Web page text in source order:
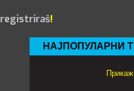
registriraš!
НАЈПОПУЛАРНИ